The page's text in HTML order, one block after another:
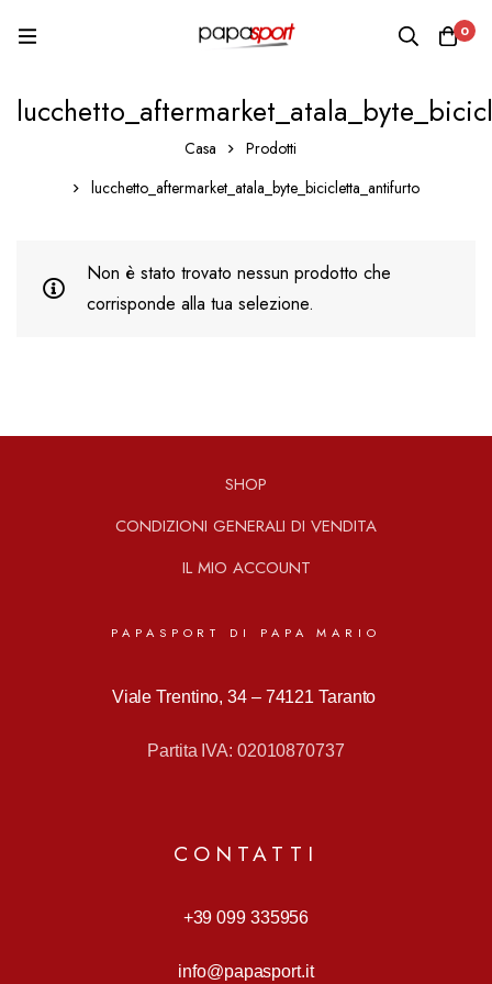
0
Casa
Prodotti
lucchetto_aftermarket_atala_byte_bicicletta_antifurto
Non è stato trovato nessun prodotto che
corrisponde alla tua selezione.
SHOP
CONDIZIONI GENERALI DI VENDITA
IL MIO ACCOUNT
PAPASPORT DI PAPA MARIO
Viale Trentino, 34 – 74121 Taranto
Partita IVA: 02010870737
CONTATTI
+39 099 335956
info@papasport.it